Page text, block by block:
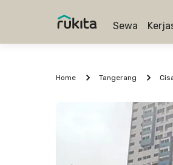
Sewa
Home Tangerang